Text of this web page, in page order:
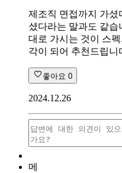
제조직 면접까지 가셨
셨다라는 말과도 같습
대로 가시는 것이 스
각이 되어 추천드립니
좋아요 0
2024.12.26
메